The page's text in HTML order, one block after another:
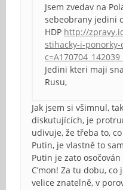
Jsem zvedav na
sebeobrany jedini
HDP http://
stihacky-i-ponorky-
Jedini kteri maji
Rusu,
Jak jsem si všimnul,
diskutujících, je
udivuje, že třeba to,
Putin, je vlastně to
Putin je zato
C’mon! Za tu dobu,
velice znatelně, v